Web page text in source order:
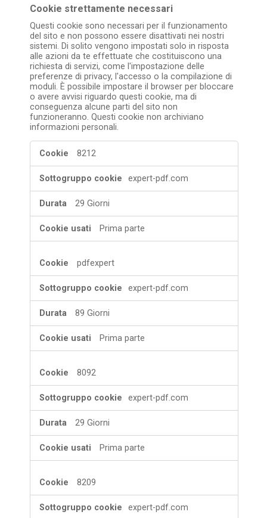
Cookie strettamente necessari
Questi cookie sono necessari per il funzionamento
del sito e non possono essere disattivati ​​nei nostri
sistemi. Di solito vengono impostati solo in risposta
alle azioni da te effettuate che costituiscono una
richiesta di servizi, come l'impostazione delle
preferenze di privacy, l'accesso o la compilazione di
moduli. È possibile impostare il browser per bloccare
o avere avvisi riguardo questi cookie, ma di
conseguenza alcune parti del sito non
funzioneranno. Questi cookie non archiviano
informazioni personali.
strettamente
necessari
8212
expert-pdf.com
29 Giorni
Prima parte
pdfexpert
expert-pdf.com
89 Giorni
Prima parte
8092
expert-pdf.com
29 Giorni
Prima parte
8209
expert-pdf.com